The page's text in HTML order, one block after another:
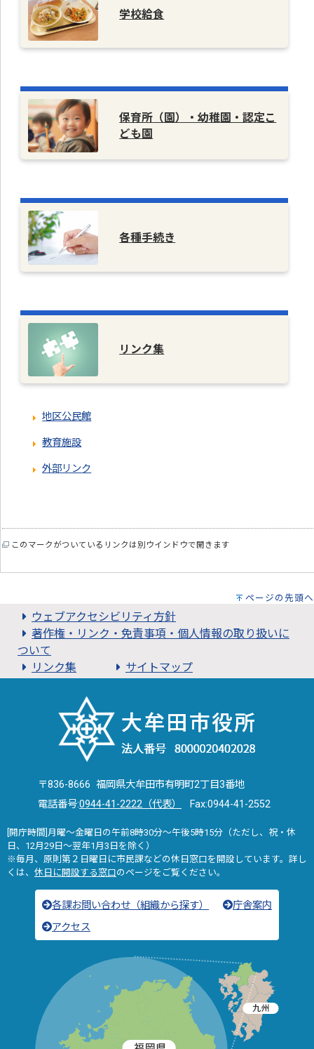
学校給食
保育所（園）・幼稚園・認定こ
ども園
各種手続き
リンク集
地区公民館
教育施設
外部リンク
このマークがついているリンクは別ウインドウで開きます
ページの先頭へ
ウェブアクセシビリティ方針
著作権・リンク・免責事項・個人情報の取り扱いに
ついて
リンク集
サイトマップ
〒836-8666 福岡県大牟田市有明町2丁目3番地
電話番号:0944-41-2222（代表） Fax:0944-41-2552
[開庁時間]月曜～金曜日の午前8時30分～午後5時15分（ただし、祝・休
日、12月29日～翌年1月3日を除く）
※毎月、原則第２日曜日に市民課などの休日窓口を開設しています。詳し
くは、 休日に開設する窓口のページをご覧ください。
各課お問い合わせ（組織から探す）
庁舎案内
アクセス